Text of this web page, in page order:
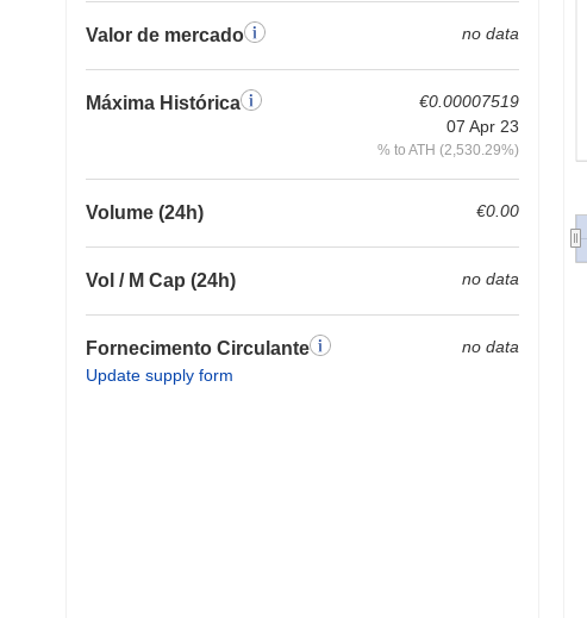
Valor de mercado no data
Máxima Histórica
€0.00007519
07 Apr 23
% to ATH (2,530.29%)
Volume (24h) €0.00
Vol / M Cap (24h) no data
Fornecimento Circulante
Update supply form
no data